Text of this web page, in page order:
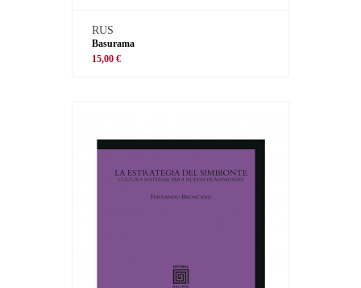
RUS
Basurama
15,00 €